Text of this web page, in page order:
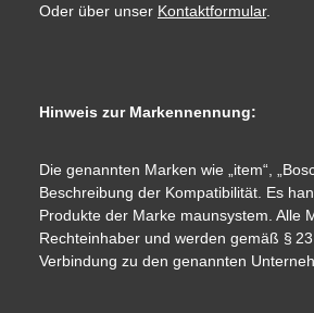
Oder über unser Kontaktformular.
Hinweis zur Markennennung:
Die genannten Marken wie „item“,
Beschreibung der Kompatibilität. Es
Produkte der Marke maunsystem. Alle
Rechteinhaber und werden gemäß §
Verbindung zu den genannten